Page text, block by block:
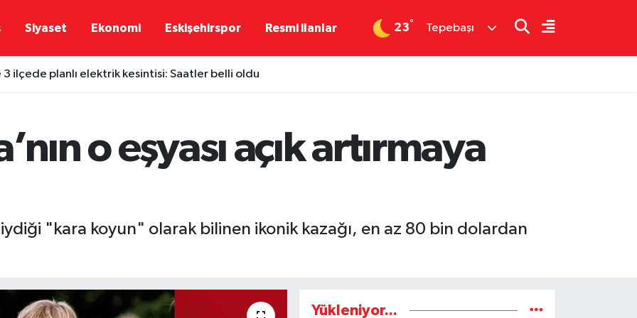
Siyaset Ekonomi Eskişehirspor Resmi ilanlar 23° Tepebaşı
3 ilçede planlı elektrik kesintisi: Saatler belli oldu
o eşyası açık artırmaya
"kara koyun" olarak bilinen ikonik kazağı, en az 80 bin dolardan
Yükleniyor...